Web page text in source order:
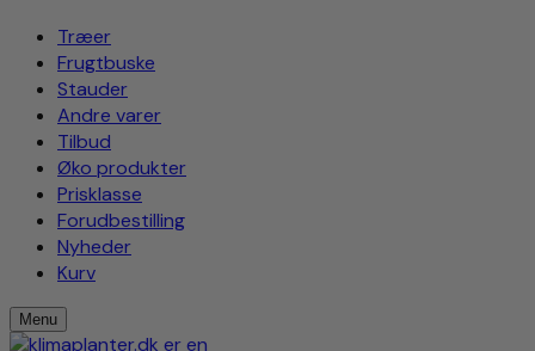
Træer
Frugtbuske
Stauder
Andre varer
Tilbud
Øko produkter
Prisklasse
Forudbestilling
Nyheder
Kurv
Menu